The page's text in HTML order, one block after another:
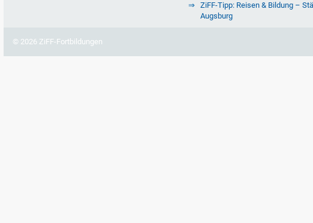
ZiFF-Tipp: Reisen & Bildung –
Augsburg
© 2026 ZiFF-Fortbildungen